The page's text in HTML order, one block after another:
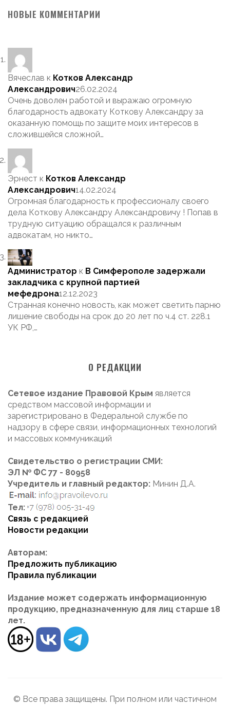
НОВЫЕ КОММЕНТАРИИ
Вячеслав к Котков Александр
Александрович26.02.2024
Очень доволен работой и выражаю огромную
благодарность адвокату Коткову Александру за
оказанную помощь по защите моих интересов в
сложившейся сложной…
Эрнест к Котков Александр
Александрович14.02.2024
Огромная благодарность к профессионалу своего
дела Коткову Александру Александровичу ! Попав в
трудную ситуацию обращался к различным
адвокатам, но никто…
Администратор к В Симферополе задержали
закладчика с крупной партией
мефедрона12.12.2023
Странная конечно новость, как может светить парню
лишение свободы на срок до 20 лет по ч.4 ст. 228.1
УК РФ,…
О РЕДАКЦИИ
Сетевое издание Правовой Крым является
средством массовой информации и
зарегистрировано в Федеральной службе по
надзору в сфере связи, информационных технологий
и массовых коммуникаций
Свидетельство о регистрации СМИ:
ЭЛ № ФС 77 - 80958
Учредитель и главный редактор: Минин Д.А.
Тел:
Связь с редакцией
Новости редакции
Авторам:
Предложить публикацию
Правила публикации
Издание может содержать информационную
продукцию, предназначенную для лиц старше 18
лет.
© Все права защищены. При полном или частичном